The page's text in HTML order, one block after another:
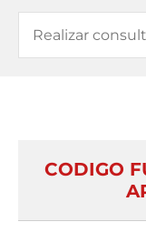
CODIGO